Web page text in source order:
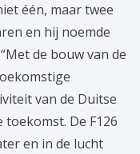
één, maar twee
en hij noemde
de bouw van de
van de Duitse
De F126
en in de lucht